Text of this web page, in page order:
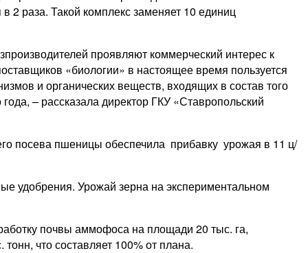
раза. Такой комплекс заменяет 10 единиц
проявляют коммерческий интерес к
«биологии» в настоящее время пользуется
и органических веществ, входящих в состав того
– рассказала директор ГКУ «Ставропольский
посева пшеницы обеспечила прибавку урожая в 11 ц/
удобрения. Урожай зерна на экспериментальном
почвы аммофоса на площади 20 тыс. га,
что составляет 100% от плана.